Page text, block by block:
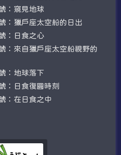
：窺見地球
：獵戶座太空船的日出
：日食之心
：來自獵戶座太空船視野的
：地球落下
：日食復圓時刻
：在日食之中